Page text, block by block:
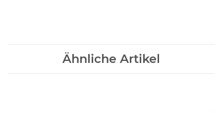
Ähnliche Artikel